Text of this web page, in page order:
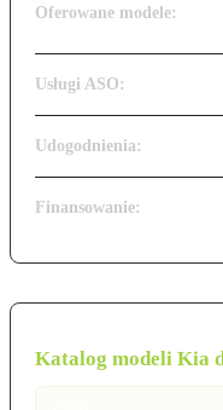
Oferowane modele:
Usługi ASO:
Udogodnienia:
Finansowanie:
Katalog modeli Kia